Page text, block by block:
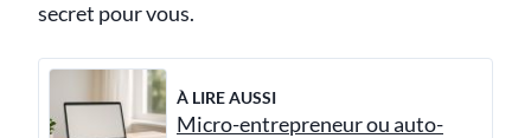
secret pour vous.
À LIRE AUSSI
Micro-entrepreneur ou auto-